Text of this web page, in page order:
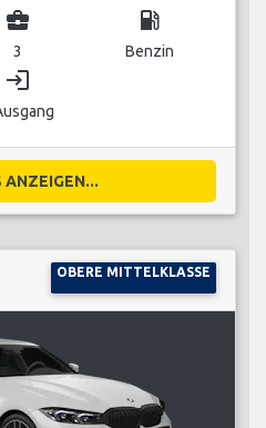
business_center
3
local_gas_station
Benzin
login
ANZEIGEN...
OBERE MITTELKLASSE